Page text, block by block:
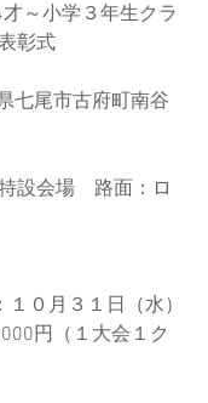
～小学３年生クラ
彰式
七尾市古府町南谷
設会場　路面：ロ
０月３１日（水）
円（１大会１ク